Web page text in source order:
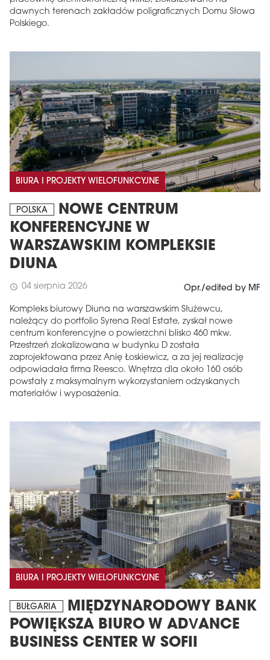
dawnych terenach zakładów poligraficznych Domu Słowa
Polskiego.
BIURA I PROJEKTY WIELOFUNKCYJNE
POLSKA
NOWE CENTRUM
KONFERENCYJNE W
WARSZAWSKIM KOMPLEKSIE
DIUNA
schedule 04 sierpnia 2026 Opr./edited by MF
Kompleks biurowy Diuna na warszawskim Służewcu,
należący do portfolio Syrena Real Estate, zyskał nowe
centrum konferencyjne o powierzchni blisko 460 mkw.
Przestrzeń zlokalizowana w budynku D została
zaprojektowana przez Anię Łoskiewicz, a za jej realizację
odpowiadała firma Reesco. Wnętrza dla około 160 osób
powstały z maksymalnym wykorzystaniem odzyskanych
materiałów i wyposażenia.
BIURA I PROJEKTY WIELOFUNKCYJNE
BUŁGARIA
MIĘDZYNARODOWY BANK
POWIĘKSZA BIURO W ADVANCE
BUSINESS CENTER W SOFII